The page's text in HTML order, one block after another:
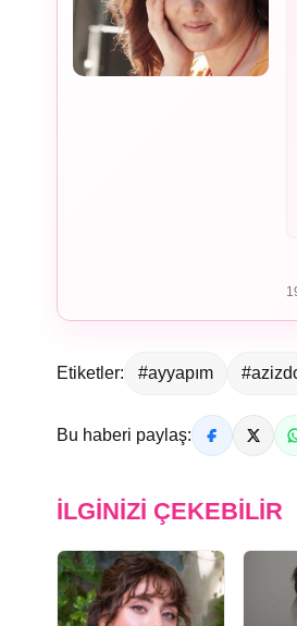
Etiketler: #ayyapım
Bu haberi paylaş:
İLGINIZI ÇEKEBILIR